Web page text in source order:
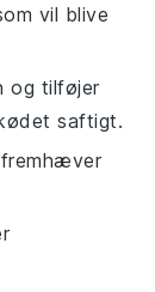
vil blive
og tilføjer
saftigt.